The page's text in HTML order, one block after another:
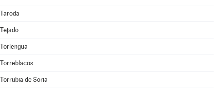
Taroda
Tejado
Torlengua
Torreblacos
Torrubia de Soria